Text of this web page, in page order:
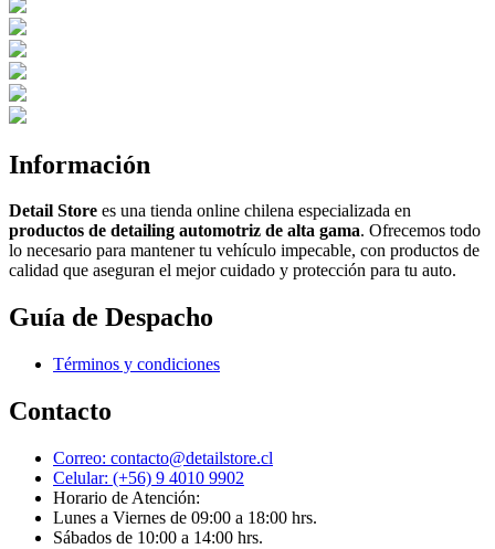
Información
Detail Store es una tienda online chilena especializada en
productos de detailing automotriz de alta gama. Ofrecemos todo
lo necesario para mantener tu vehículo impecable, con productos de
calidad que aseguran el mejor cuidado y protección para tu auto.
Guía de Despacho
Términos y condiciones
Contacto
Correo: contacto@detailstore.cl
Celular: (+56) 9 4010 9902
Horario de Atención:
Lunes a Viernes de 09:00 a 18:00 hrs.​
Sábados de 10:00 a 14:00 hrs.​